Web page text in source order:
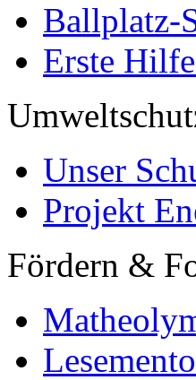
Ballplatz-
Erste
Unser
Projekt
Fördern &